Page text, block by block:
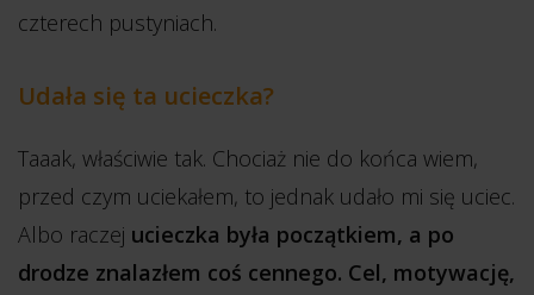
czterech pustyniach.
Udała się ta ucieczka?
Taaak, właściwie tak. Chociaż nie do końca wiem,
przed czym uciekałem, to jednak udało mi się uciec.
Albo raczej ucieczka była początkiem, a po
drodze znalazłem coś cennego. Cel, motywację,